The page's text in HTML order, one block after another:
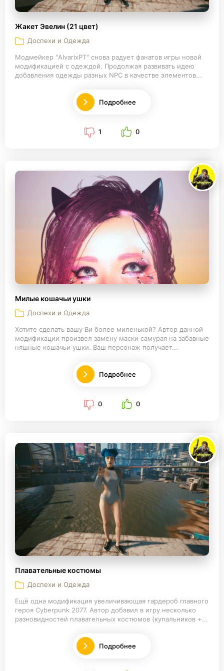
Жакет Эвелин (21 цвет)
Доспехи и Одежда
Модмейкер "AlvarixPT" снова радует фанатов игры новой
модификацией с одеждой. Продолжая развивать идею
добавления одежды разных NPC в качестве элементов...
Подробнее
1 0
Милые кошачьи ушки
Доспехи и Одежда
Хотите сделать вашу Ви более миленькой? Автор данной
модификации произвел замену маски самурая на забавные
няшные кошачьи ушки. Ваш персонаж получает...
Подробнее
0 0
Плавательные костюмы
Доспехи и Одежда
Ещё одна модификация увеличивающая гардероб главного
героя Cyberpunk 2077. Автор добавил в игру несколько
разновидностей плавательных костюмов (купальников +...
Подробнее